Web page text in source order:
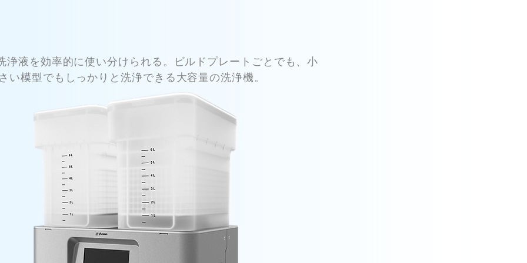
浄液を効率的に使い分けられる。ビルドプレートごとでも、小
い模型でもしっかりと洗浄できる大容量の洗浄機。